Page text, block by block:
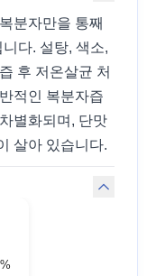
분자만을 통째
다. 설탕, 색소,
후 저온살균 처
적인 복분자즙
별화되며, 단맛
살아 있습니다.
%